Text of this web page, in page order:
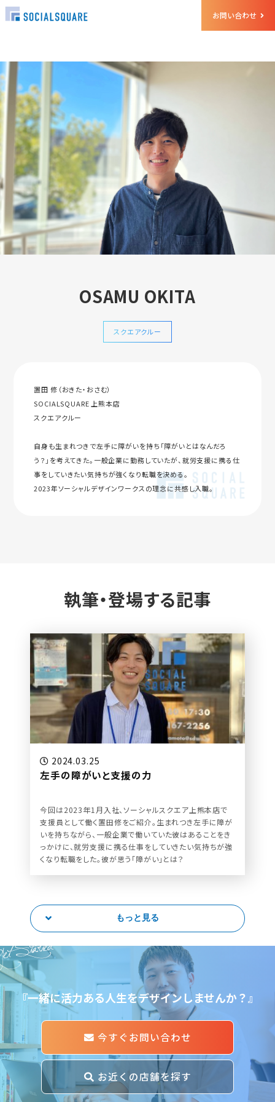
お問い合わせ
クルー 置田 修
OSAMU OKITA
スクエアクルー
置田 修（おきた・おさむ）
SOCIALSQUARE 上熊本店
スクエアクルー
自身も生まれつきで左手に障がいを持ち「障がいとはなんだろ
う？」を考えてきた。一般企業に勤務していたが、就労支援に携る仕
事をしていきたい気持ちが強くなり転職を決める。
2023年ソーシャルデザインワークスの理念に共感し入職。
執筆・登場する記事
2024.03.25
左手の障がいと支援の力
今回は2023年1月入社、ソーシャルスクエア上熊本店で
支援員として働く置田修をご紹介。生まれつき左手に障が
いを持ちながら、一般企業で働いていた彼はあることをき
っかけに、就労支援に携る仕事をしていきたい気持ちが強
くなり転職をした。彼が思う「障がい」とは？
もっと見る
Started
『一緒に活力ある人生をデザインしませんか？』
今すぐお問い合わせ
お近くの店舗を探す